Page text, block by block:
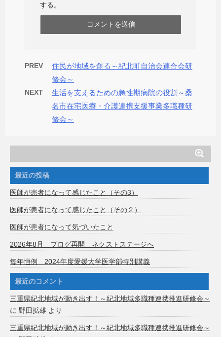
する。
PREV
住民が地域を創る～紀北町自治会連合会研
修会～
NEXT
生活を支えるための急性期病院の役割～桑
名市在宅医療・介護連携支援事業多職種研
修会～
最近の投稿
医師が患者になって感じたこと（その3）
医師が患者になって感じたこと（その２）
医師が患者になって気づいたこと
2026年8月 ブログ再開 ネクストステージへ
毎年恒例 2024年度愛媛大学医学部特別講義
最近のコメント
三重県紀北地域が動き出す！～紀北地域多職種連携推進研修会～
に 野田拡雄 より
三重県紀北地域が動き出す！～紀北地域多職種連携推進研修会～